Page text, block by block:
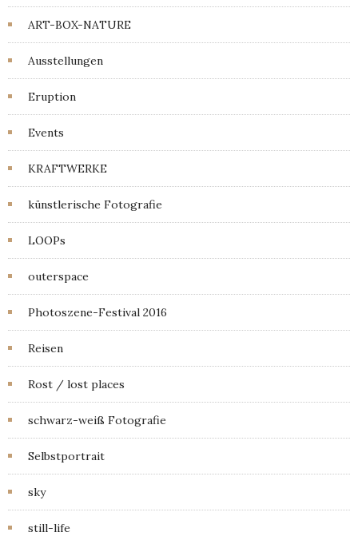
ART-BOX-NATURE
Ausstellungen
Eruption
Events
KRAFTWERKE
künstlerische Fotografie
LOOPs
outerspace
Photoszene-Festival 2016
Reisen
Rost / lost places
schwarz-weiß Fotografie
Selbstportrait
sky
still-life